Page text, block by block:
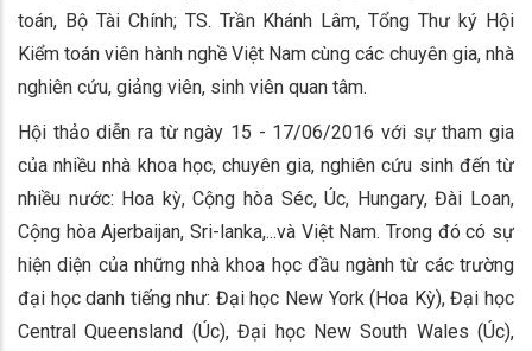
toán, Bộ Tài Chính; TS. Trần Khánh Lâm, Tổng Thư ký Hội
Kiểm toán viên hành nghề Việt Nam cùng các chuyên gia, nhà
nghiên cứu, giảng viên, sinh viên quan tâm.
Hội thảo diễn ra từ ngày 15 - 17/06/2016 với sự tham gia
của nhiều nhà khoa học, chuyên gia, nghiên cứu sinh đến từ
nhiều nước: Hoa kỳ, Cộng hòa Séc, Úc, Hungary, Đài Loan,
Cộng hòa Ajerbaijan, Sri-lanka,...và Việt Nam. Trong đó có sự
hiện diện của những nhà khoa học đầu ngành từ các trường
đại học danh tiếng như: Đại học New York (Hoa Kỳ), Đại học
Central Queensland (Úc), Đại học New South Wales (Úc),